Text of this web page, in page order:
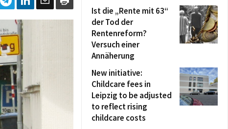
Ist die „Rente mit 63“
der Tod der
Rentenreform?
Versuch einer
Annäherung
New initiative:
Childcare fees in
Leipzig to be adjusted
to reflect rising
childcare costs